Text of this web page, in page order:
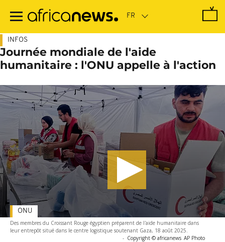
contenu
INFOS
Journée mondiale de l'aide
humanitaire : l'ONU appelle à l'action
Des membres du Croissant Rouge égyptien préparent de l'aide humanitaire dans
leur entrepôt situé dans le centre logistique soutenant Gaza, 18 août 2025.
- Copyright © africanews AP Photo
ONU